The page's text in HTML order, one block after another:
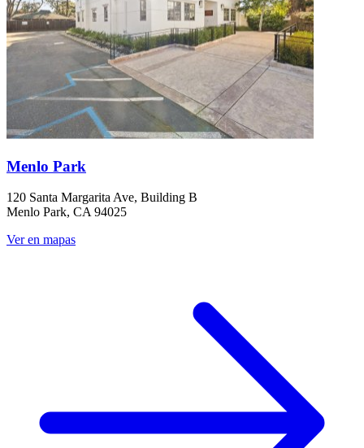
Menlo Park
120 Santa Margarita Ave, Building B
Menlo Park, CA 94025
Ver en mapas